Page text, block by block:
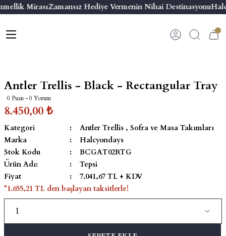
MirasıZamansız Hediye Vermenin Nihai Destinasyonu
Geri Dön
Geri Dön
ve Aksesuarlar
Mum
Geri Dön
Menteşeli Bilezik
Geri Dön
Seriler
Elephant
Antler Trellis - Black - Rectangular Tray
0 Puan - 0 Yorum
8.450,00 ₺
Kategori Antler Trellis , Sofra ve Masa Takımları
Marka
Halcyondays
Stok Kodu
BCGAT02RTG
Ürün Adı:
Tepsi
Fiyat
7.041,67 TL + KDV
*1.655,21 TL den başlayan taksitlerle!